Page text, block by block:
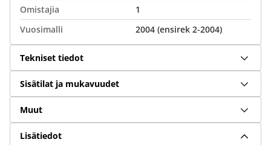
Omistajia
1
Vuosimalli
2004 (ensirek 2-2004)
Tekniset tiedot
Sisätilat ja mukavuudet
Muut
Lisätiedot